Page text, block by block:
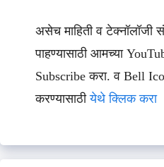
असेच माहिती व टेक्नॉलॉजी
पाहण्यासाठी आमच्या
Subscribe करा. व Bell
करण्यासाठीयेथे क्लिक करा